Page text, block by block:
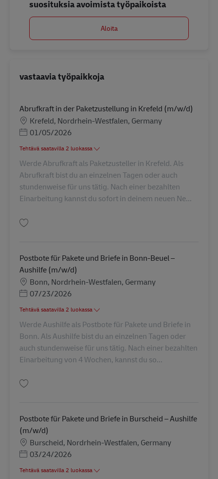
suosituksia avoimista työpaikoista
Aloita
vastaavia työpaikkoja
Abrufkraft in der Paketzustellung in Krefeld (m/w/d)
SijaintiKrefeld, Nordrhein-Westfalen, Germany
Posted Date
01/05/2026
Tehtävä saatavilla 2 luokassa
Werde Abrufkraft als Paketzusteller in Krefeld. Als
Abrufkraft bist du an einzelnen Tagen oder auch
stundenweise für uns tätig. Nach einer bezahlten
Einarbeitung kannst du sofort in deinem neuen Ne...
Postbote für Pakete und Briefe in Bonn-Beuel –
Aushilfe (m/w/d)
SijaintiBonn, Nordrhein-Westfalen, Germany
Posted Date
07/23/2026
Tehtävä saatavilla 2 luokassa
Werde Aushilfe als Postbote für Pakete und Briefe in
Bonn. Als Aushilfe bist du an einzelnen Tagen oder
auch stundenweise für uns tätig. Nach einer bezahlten
Einarbeitung von 4 Wochen, kannst du so...
Postbote für Pakete und Briefe in Burscheid – Aushilfe
(m/w/d)
SijaintiBurscheid, Nordrhein-Westfalen, Germany
Posted Date
03/24/2026
Tehtävä saatavilla 2 luokassa